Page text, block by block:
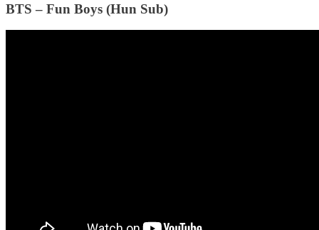
BTS – Fun Boys (Hun Sub)